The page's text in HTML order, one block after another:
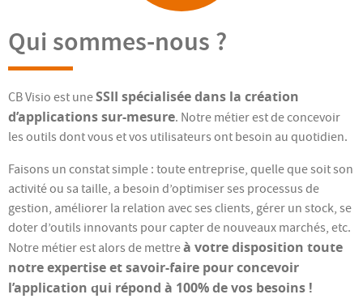
Qui sommes-nous ?
CB Visio est uneSSII spécialisée dans la création
d’applications sur-mesure. Notre métier est de concevoir
les outils dont vous et vos utilisateurs ont besoin au quotidien.
Faisons un constat simple : toute entreprise, quelle que soit son
activité ou sa taille, a besoin d’optimiser ses processus de
gestion, améliorer la relation avec ses clients, gérer un stock, se
doter d’outils innovants pour capter de nouveaux marchés, etc.
Notre métier est alors de mettreà votre disposition toute
notre expertise et savoir-faire pour concevoir
l’application qui répond à 100% de vos besoins !